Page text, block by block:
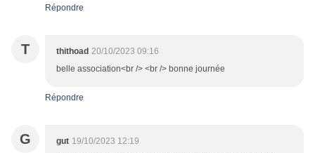
Répondre
T thithoad 20/10/2023 09:16
belle association<br /> <br /> bonne journée
Répondre
G gut 19/10/2023 12:19